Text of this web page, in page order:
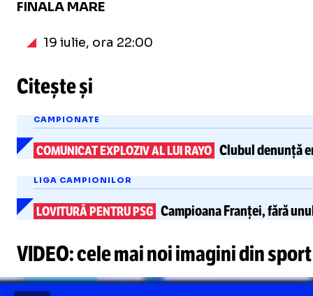
FINALA MARE
19 iulie, ora 22:00
Citește și
CAMPIONATE
COMUNICAT EXPLOZIV AL LUI RAYO Clubul denunță
LIGA CAMPIONILOR
LOVITURĂ PENTRU PSG Campioana Franței, fără
VIDEO: cele mai noi imagini din sport